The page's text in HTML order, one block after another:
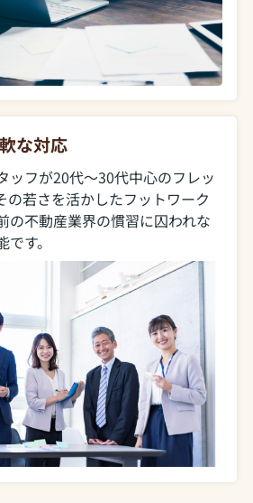
な対応
ッフが20代～30代中心のフレッ
の若さを活かしたフットワーク
の不動産業界の慣習に囚われな
す。